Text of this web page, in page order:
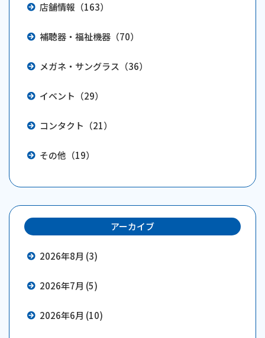
店舗情報（163）
補聴器・福祉機器（70）
メガネ・サングラス（36）
イベント（29）
コンタクト（21）
その他（19）
アーカイブ
2026年8月 (3)
2026年7月 (5)
2026年6月 (10)